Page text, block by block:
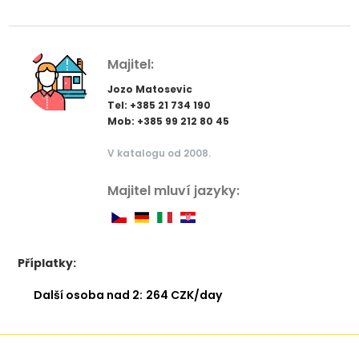
Majitel:
Jozo Matosevic
Tel: +385 21 734 190
Mob: +385 99 212 80 45
V katalogu od 2008.
Majitel mluví jazyky:
Příplatky:
Další osoba nad 2: 264 CZK/day